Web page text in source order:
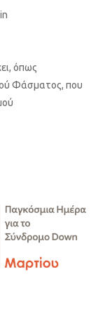
όπως
Φάσματος, που